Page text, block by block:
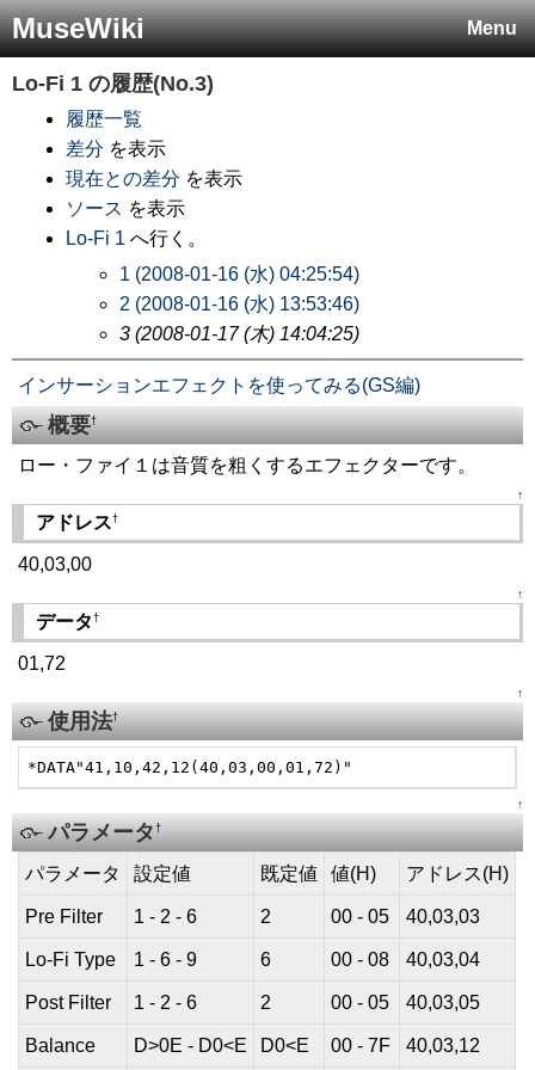
Menu
MuseWiki
Lo-Fi 1 の履歴(No.3)
履歴一覧
差分 を表示
現在との差分 を表示
ソース を表示
Lo-Fi 1 へ行く。
1 (2008-01-16 (水) 04:25:54)
2 (2008-01-16 (水) 13:53:46)
3 (2008-01-17 (木) 14:04:25)
インサーションエフェクトを使ってみる(GS編)
概要†
ロー・ファイ１は音質を粗くするエフェクターです。
↑
アドレス†
40,03,00
↑
データ †
01,72
↑
使用法†
*DATA"41,10,42,12(40,03,00,01,72)"
↑
パラメータ†
パラメータ 設定値 既定値 値(H) アドレス(H)
Pre Filter 1 - 2 - 6 2 00 - 05 40,03,03
Lo-Fi Type 1 - 6 - 9 6 00 - 08 40,03,04
Post Filter 1 - 2 - 6 2 00 - 05 40,03,05
Balance D>0E - D0<E D0<E 00 - 7F 40,03,12